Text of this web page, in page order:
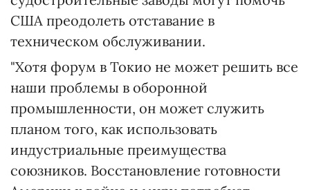
США преодолеть отставание в
техническом обслуживании.
"Хотя форум в Токио не может решить все
наши проблемы в оборонной
промышленности, он может служить
планом того, как использовать
индустриальные преимущества
союзников. Восстановление готовности